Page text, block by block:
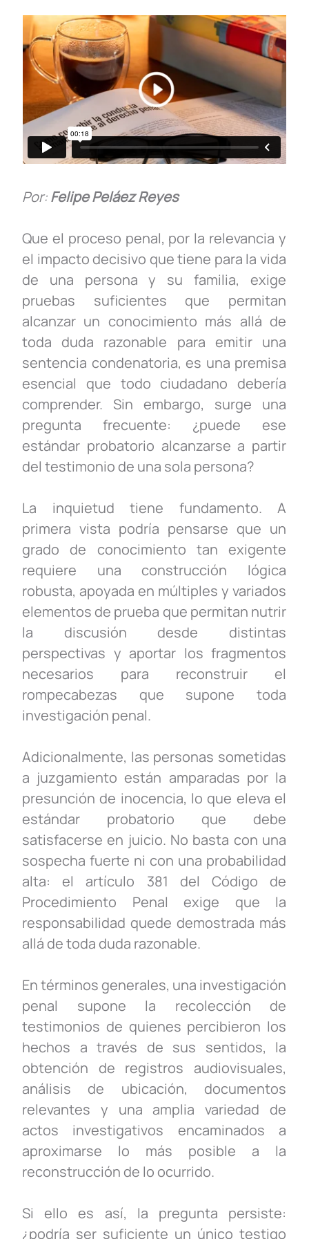
o
k
p k
Por:Felipe Peláez Reyes
Que el proceso penal, por la relevancia y
el impacto decisivo que tiene para la vida
de una persona y su familia, exige
pruebas suficientes que permitan
alcanzar un conocimiento más allá de
toda duda razonable para emitir una
sentencia condenatoria, es una premisa
esencial que todo ciudadano debería
comprender. Sin embargo, surge una
pregunta frecuente: ¿puede ese
estándar probatorio alcanzarse a partir
del testimonio de una sola persona?
La inquietud tiene fundamento. A
primera vista podría pensarse que un
grado de conocimiento tan exigente
requiere una construcción lógica
robusta, apoyada en múltiples y variados
elementos de prueba que permitan nutrir
la discusión desde distintas
perspectivas y aportar los fragmentos
necesarios para reconstruir el
rompecabezas que supone toda
investigación penal.
Adicionalmente, las personas sometidas
a juzgamiento están amparadas por la
presunción de inocencia, lo que eleva el
estándar probatorio que debe
satisfacerse en juicio. No basta con una
sospecha fuerte ni con una probabilidad
alta: el artículo 381 del Código de
Procedimiento Penal exige que la
responsabilidad quede demostrada más
allá de toda duda razonable.
En términos generales, una investigación
penal supone la recolección de
testimonios de quienes percibieron los
hechos a través de sus sentidos, la
obtención de registros audiovisuales,
análisis de ubicación, documentos
relevantes y una amplia variedad de
actos investigativos encaminados a
aproximarse lo más posible a la
reconstrucción de lo ocurrido.
Si ello es así, la pregunta persiste:
¿podría ser suficiente un único testigo